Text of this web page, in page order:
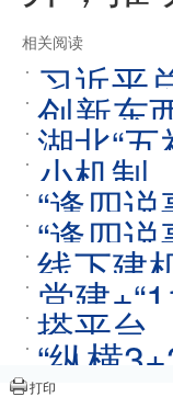
相关阅读
习近平
中国史
我的家
创新东
湖北“
小机制
“逢四
“逢四
线下建
党建
搭平台
“纵横
打印